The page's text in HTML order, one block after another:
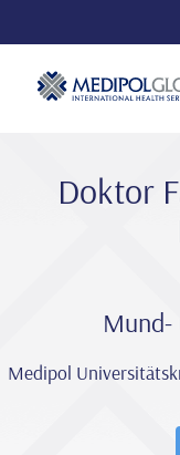
Doktor
Mund-
Medipol